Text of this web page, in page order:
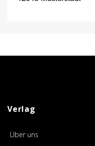
Verlag
Über uns